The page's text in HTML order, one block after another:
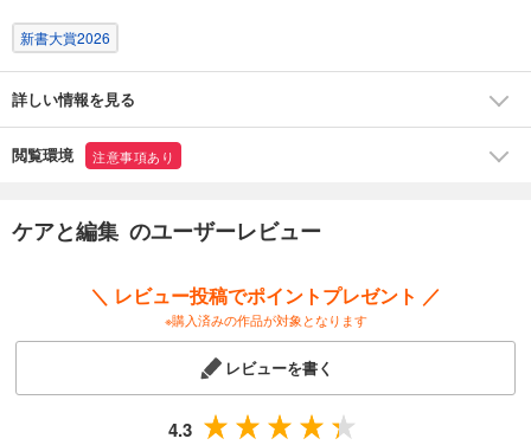
新書大賞2026
詳しい情報を見る
閲覧環境 注意事項あり
ケアと編集 のユーザーレビュー
＼ レビュー投稿でポイントプレゼント ／
※購入済みの作品が対象となります
レビューを書く
4.3